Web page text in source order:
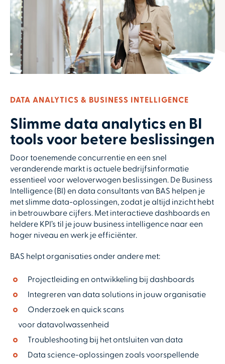
DATA ANALYTICS & BUSINESS INTELLIGENCE
Slimme data analytics en BI
tools voor betere beslissingen
Door toenemende concurrentie en een snel
veranderende markt is actuele bedrijfsinformatie
essentieel voor weloverwogen beslissingen. De Business
Intelligence (BI) en data consultants van BAS helpen je
met slimme data-oplossingen, zodat je altijd inzicht hebt
in betrouwbare cijfers. Met interactieve dashboards en
heldere KPI’s til je jouw business intelligence naar een
hoger niveau en werk je efficiënter.
BAS helpt organisaties onder andere met:
Projectleiding en ontwikkeling bij dashboards
Integreren van data solutions in jouw organisatie
Onderzoek en quick scans
voor datavolwassenheid
Troubleshooting bij het ontsluiten van data
Data science-oplossingen zoals voorspellende